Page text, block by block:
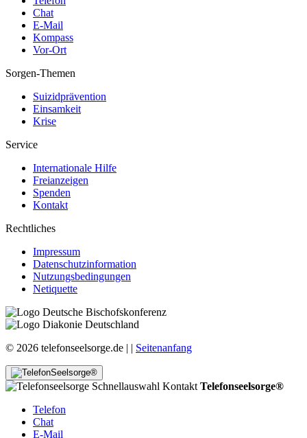
Chat
E-Mail
Kompass
Vor-Ort
Sorgen-Themen
Suizidprävention
Einsamkeit
Krise
Service
Internationale Hilfe
Freianzeigen
Spenden
Kontakt
Rechtliches
Impressum
Datenschutzinformation
Nutzungsbedingungen
Netiquette
© 2026 telefonseelsorge.de | | Seitenanfang
Telefonseelsorge®
Telefon
Chat
E-Mail